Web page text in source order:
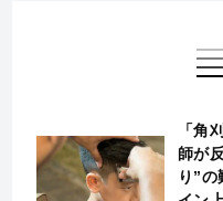
「角
師が
り”